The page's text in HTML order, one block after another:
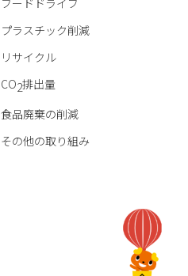
フードドライブ
プラスチック削減
リサイクル
CO2排出量
食品廃棄の削減
その他の取り組み